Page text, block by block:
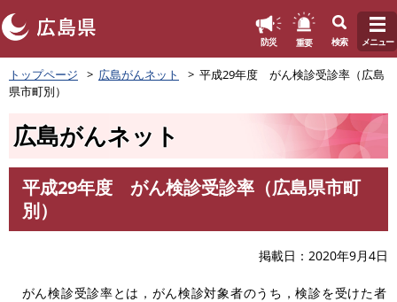
ペ
ー
ジ
防災 重要 検索 メニュー
トップページ 広島がんネット
平成29年度 がん検診受診率（広島
県市町別）
広島がんネット
平成29年度 がん検診受診率（広島県市町
別）
掲載日 2020年9月4日
がん検診受診率とは，がん検診対象者のうち，検診を受けた者